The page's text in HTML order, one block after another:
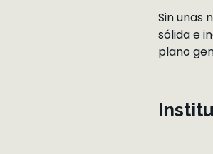
Sin unas
sólida e
plano